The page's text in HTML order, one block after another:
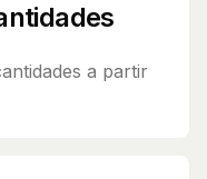
a partir